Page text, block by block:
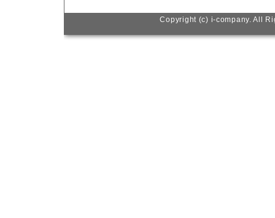
Copyright (c) i-company. All